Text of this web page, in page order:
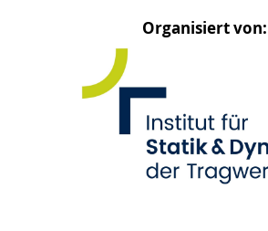
Organisiert von: